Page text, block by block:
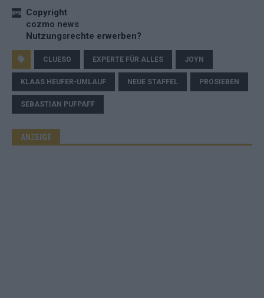
Copyright
cozmo news
Nutzungsrechte erwerben?
CLUESO EXPERTE FÜR ALLES JOYN
KLAAS HEUFER-UMLAUF NEUE STAFFEL PROSIEBEN
SEBASTIAN PUFPAFF
ANZEIGE